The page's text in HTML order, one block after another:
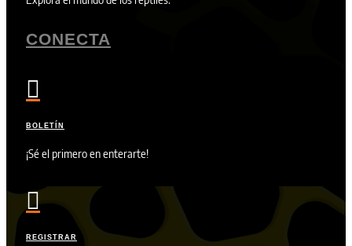
CONECTA

BOLETÍN
¡Sé el primero en enterarte!

REGISTRAR